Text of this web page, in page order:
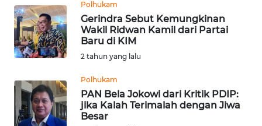
Polhukam
Gerindra Sebut Kemungkinan
Wakil Ridwan Kamil dari Partai
Baru di KIM
2 tahun yang lalu
Polhukam
PAN Bela Jokowi dari Kritik PDIP:
jika Kalah Terimalah dengan Jiwa
Besar
TOBA
WN
NIAS
LANGKAT
WN